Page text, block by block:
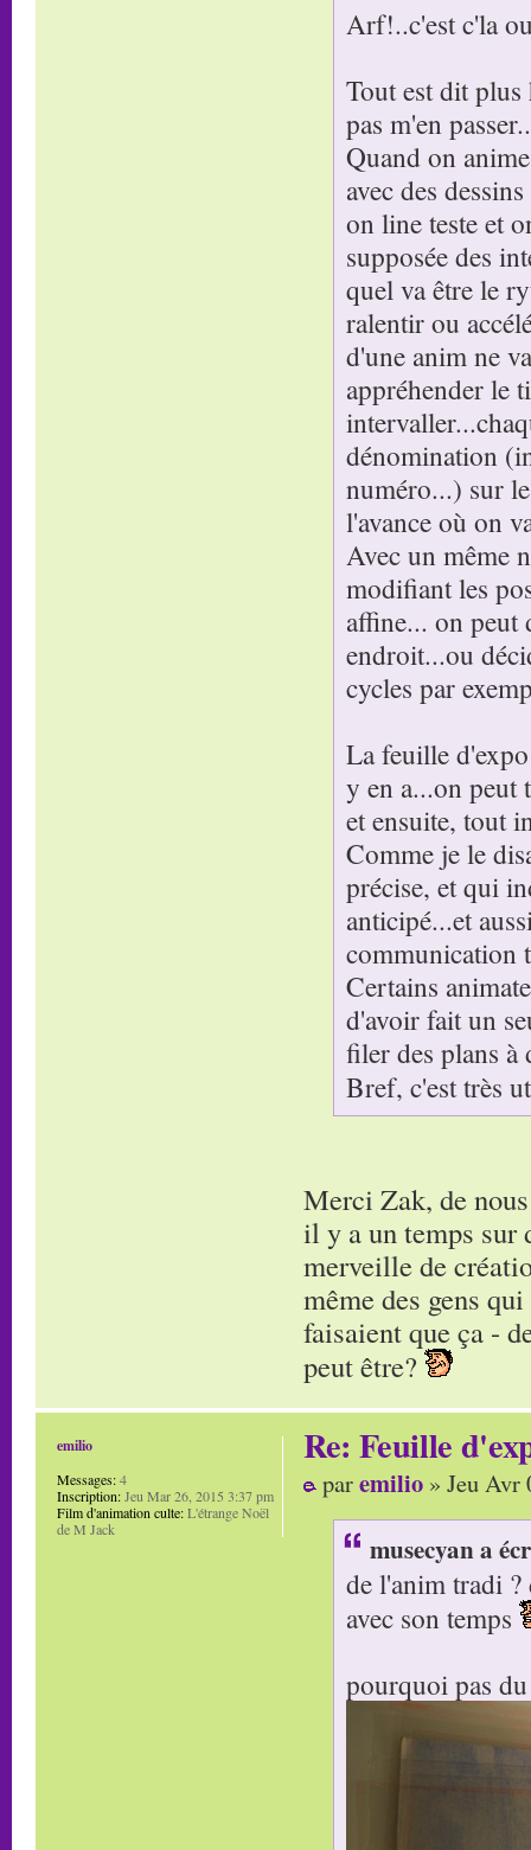
Arf!..c'est c'la
Tout est dit
pas m'en
Quand on
avec des
on line teste et
supposée des
quel va être le
ralentir ou
d'une anim ne
appréhender le
dénomination
numéro...) sur
l'avance où on
Avec un même
modifiant les
affine... on peut
endroit...ou
cycles par
La feuille
y en a...on peut
et ensuite, tout
Comme je le
précise, et qui
anticipé...et
communication
Certains
d'avoir fait un
filer des plans à
Bref, c'est très
Merci Zak, de
il y a un temps sur
merveille de
même des gens
faisaient que ça -
peut être?
Re: Feuille
paremilio » Jeu Avr
musecyan a
de l'anim tradi
avec son temps
pourquoi pas
emilio
Messages:4
Inscription:Jeu Mar 26, 2015 3:37 pm
Film d'animation culte:L'étrange Noël
de M Jack